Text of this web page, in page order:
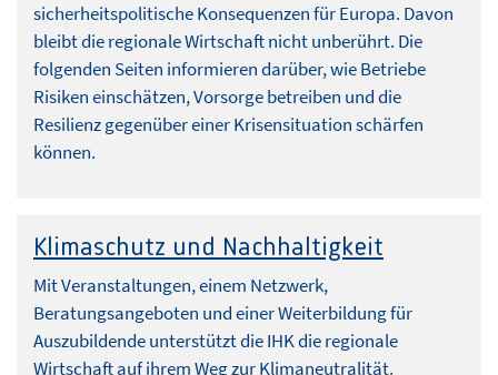
sicherheitspolitische Konsequenzen für Europa. Davon
bleibt die regionale Wirtschaft nicht unberührt. Die
folgenden Seiten informieren darüber, wie Betriebe
Risiken einschätzen, Vorsorge betreiben und die
Resilienz gegenüber einer Krisensituation schärfen
können.
Klimaschutz und Nachhaltigkeit
Mit Veranstaltungen, einem Netzwerk,
Beratungsangeboten und einer Weiterbildung für
Auszubildende unterstützt die IHK die regionale
Wirtschaft auf ihrem Weg zur Klimaneutralität.